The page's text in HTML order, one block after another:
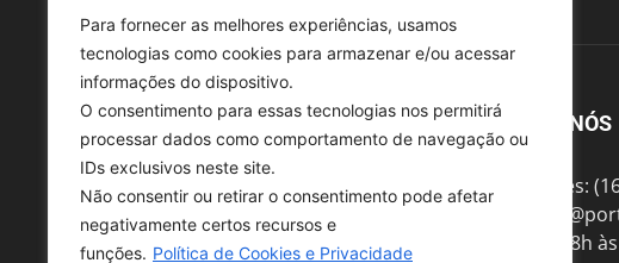
Para fornecer as melhores experiências, usamos
tecnologias como cookies para armazenar e/ou acessar
informações do dispositivo.
O consentimento para essas tecnologias nos permitirá
processar dados como comportamento de navegação ou
IDs exclusivos neste site.
Não consentir ou retirar o consentimento pode afetar
negativamente certos recursos e
funções. Política de Cookies e Privacidade
SOBRE NÓS
Telefones:
Sex das 8h